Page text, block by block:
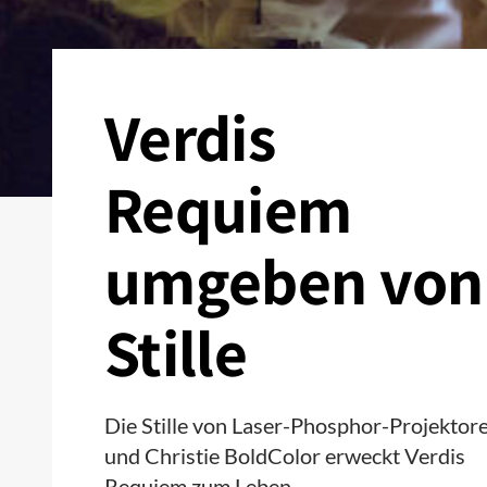
Verdis
Requiem
umgeben von
Stille
Die Stille von Laser-Phosphor-
und Christie BoldColor erweckt Verdis